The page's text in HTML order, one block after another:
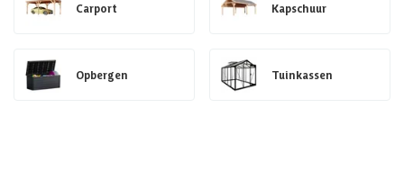
Carport Kapschuur
Opbergen Tuinkassen